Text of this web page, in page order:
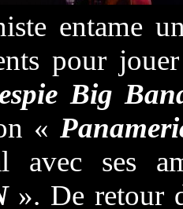
entame
pour
Big
«
avec ses
». De retour